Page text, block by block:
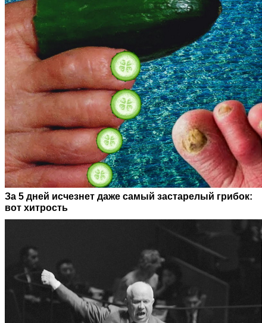
За 5 дней исчезнет даже самый застарелый грибок:
вот хитрость